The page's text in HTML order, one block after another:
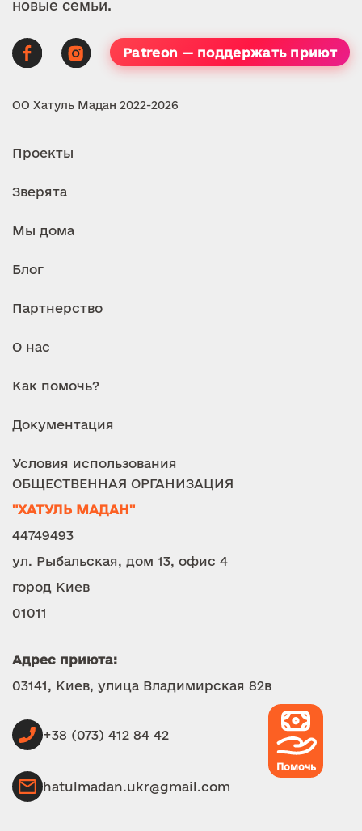
новые семьи.
Patreon — поддержать приют
ОО Хатуль Мадан 2022-2026
Проекты
Зверята
Мы дома
Блог
Партнерство
О нас
Как помочь?
Документация
Условия использования
ОБЩЕСТВЕННАЯ ОРГАНИЗАЦИЯ
"ХАТУЛЬ МАДАН"
44749493
ул. Рыбальская, дом 13, офис 4
город Киев
01011
Адрес приюта:
03141, Киев, улица Владимирская 82в
+38 (073) 412 84 42
hatulmadan.ukr@gmail.com
Помочь